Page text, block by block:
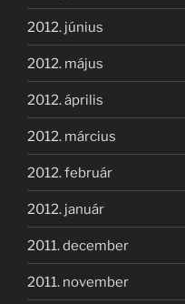
2012. június
2012. május
2012. április
2012. március
2012. február
2012. január
2011. december
2011. november